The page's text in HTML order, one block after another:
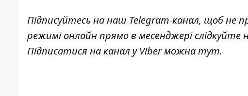
Підписуйтесь на наш Telegram-канал, щоб не
режимі онлайн прямо в месенджері слідкуйте
Підписатися на канал у Viber можнатут.